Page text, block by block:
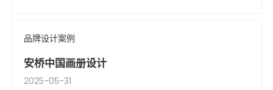
目管理、运营、数据中心租赁。
品牌设计案例
安桥中国画册设计
2025-05-31